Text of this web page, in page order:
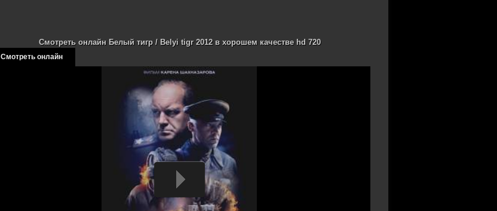
Смотреть онлайн Белый тигр / Belyi tigr 2012 в хорошем качестве hd 720
Смотреть онлайн